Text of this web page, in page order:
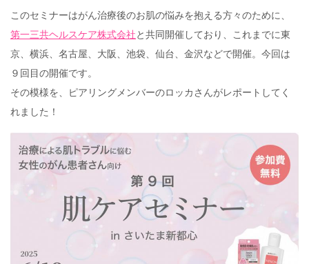
このセミナーはがん治療後のお肌の悩みを抱える方々のために、
第一三共ヘルスケア株式会社と共同開催しており、これまでに東
京、横浜、名古屋、大阪、池袋、仙台、金沢などで開催。今回は
９回目の開催です。
その模様を、ピアリングメンバーのロッカさんがレポートしてく
れました！